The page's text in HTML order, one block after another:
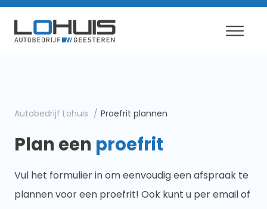
Autobedrijf Lohuis Proefrit plannen
Plan een proefrit
Vul het formulier in om eenvoudig een afspraak te
plannen voor een proefrit! Ook kunt u per email of